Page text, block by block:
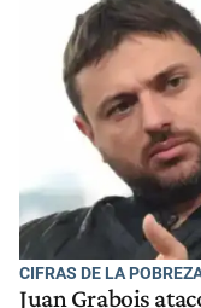
CIFRAS DE LA
Juan Grabois